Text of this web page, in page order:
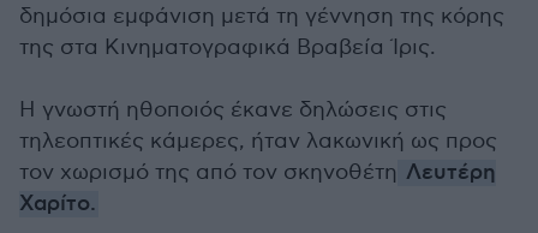
δημόσια εμφάνιση μετά τη γέννηση της κόρης
της στα Κινηματογραφικά Βραβεία Ίρις.
Η γνωστή ηθοποιός έκανε δηλώσεις στις
τηλεοπτικές κάμερες, ήταν λακωνική ως προς
τον χωρισμό της από τον σκηνοθέτη Λευτέρη
Χαρίτο.